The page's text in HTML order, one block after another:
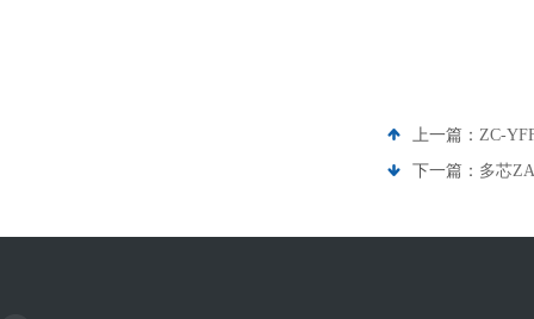
上一篇： ZC-
下一篇： 多芯